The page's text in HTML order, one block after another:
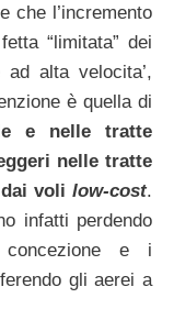
che l’incremento
“limitata” dei
alta velocita’,
è quella di
e nelle tratte
nelle tratte
voli low-cost.
infatti perdendo
e i
gli aerei a